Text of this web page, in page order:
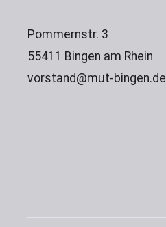
Pommernstr. 3
55411 Bingen am Rhein
vorstand@mut-bingen.de